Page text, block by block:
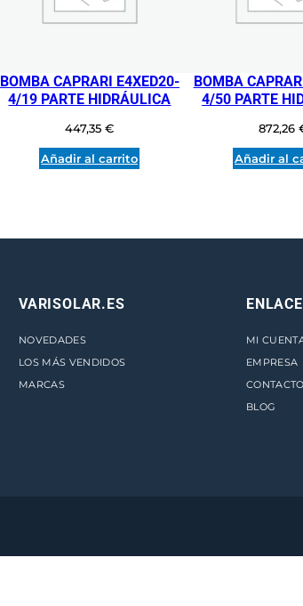
BOMBA CAPRARI E4XED20-
4/19 PARTE HIDRÁULICA
447,35€
Añadir al carrito
BOMBA
4/50 PARTE
872,26
Añadir al
VARISOLAR.ES
NOVEDADES
LOS MÁS VENDIDOS
MARCAS
MI
EMPRESA
CONTACTO
BLOG